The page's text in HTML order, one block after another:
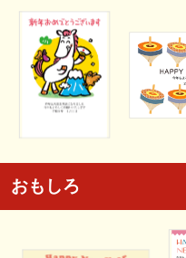
おもしろ